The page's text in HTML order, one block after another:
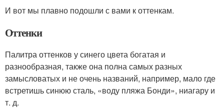
И вот мы плавно подошли с вами к оттенкам.
Оттенки
Палитра оттенков у синего цвета богатая и
разнообразная, также она полна самых разных
замысловатых и не очень названий, например, мало где
встретишь синюю сталь, «воду пляжа Бонди», ниагару и
т. д.